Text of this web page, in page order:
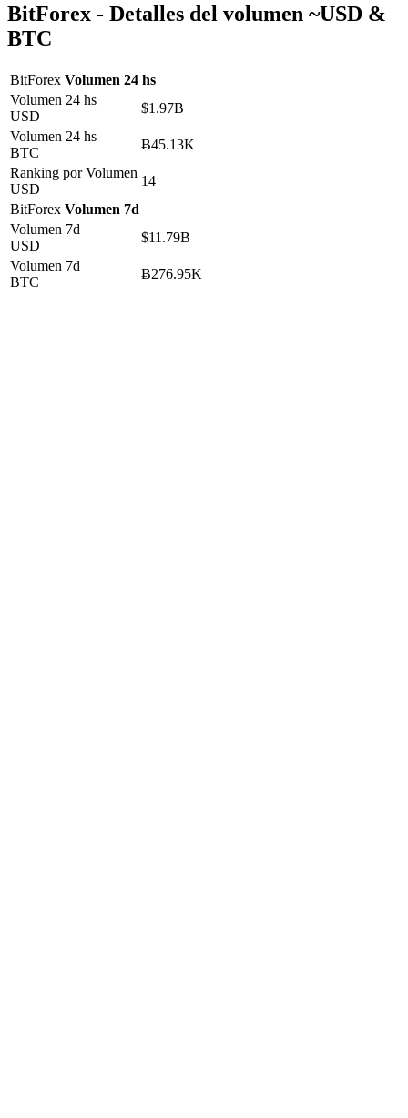
BitForex - Detalles del volumen ~USD &
BTC
BitForex Volumen 24 hs
Volumen 24 hs
USD
$1.97B
Volumen 24 hs
BTC
Ƀ45.13K
Ranking por Volumen
USD
14
BitForex Volumen 7d
Volumen 7d
USD
$11.79B
Volumen 7d
BTC
Ƀ276.95K